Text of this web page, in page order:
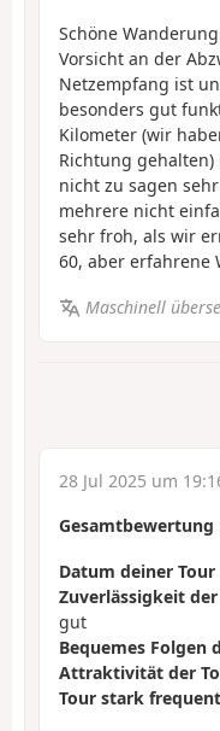
Schöne
Vorsicht an der
Netzempfang ist
besonders gut
Kilometer (wir
Richtung
nicht zu sagen
mehrere nicht
sehr froh, als wir
60, aber erfahrene
Maschinell
28 Jul 2025 um
Gesamtbewertung
Datum deiner Tour
Zuverlässigkeit
gut
Bequemes Folgen
Attraktivität der
Tour stark